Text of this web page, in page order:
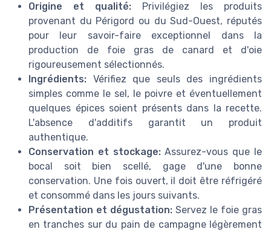
Origine et qualité: Privilégiez les produits
provenant du Périgord ou du Sud-Ouest, réputés
pour leur savoir-faire exceptionnel dans la
production de foie gras de canard et d'oie
rigoureusement sélectionnés.
Ingrédients: Vérifiez que seuls des ingrédients
simples comme le sel, le poivre et éventuellement
quelques épices soient présents dans la recette.
L'absence d'additifs garantit un produit
authentique.
Conservation et stockage:Assurez-vous que le
bocal soit bien scellé, gage d'une bonne
conservation. Une fois ouvert, il doit être réfrigéré
et consommé dans les jours suivants.
Présentation et dégustation: Servez le foie gras
en tranches sur du pain de campagne légèrement